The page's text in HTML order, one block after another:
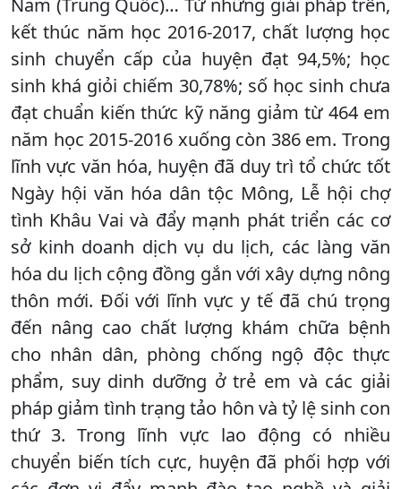
Nam (Trung Quốc)… Từ những giải pháp trên,
kết thúc năm học 2016-2017, chất lượng học
sinh chuyển cấp của huyện đạt 94,5%; học
sinh khá giỏi chiếm 30,78%; số học sinh chưa
đạt chuẩn kiến thức kỹ năng giảm từ 464 em
năm học 2015-2016 xuống còn 386 em. Trong
lĩnh vực văn hóa, huyện đã duy trì tổ chức tốt
Ngày hội văn hóa dân tộc Mông, Lễ hội chợ
tình Khâu Vai và đẩy mạnh phát triển các cơ
sở kinh doanh dịch vụ du lịch, các làng văn
hóa du lịch cộng đồng gắn với xây dựng nông
thôn mới. Đối với lĩnh vực y tế đã chú trọng
đến nâng cao chất lượng khám chữa bệnh
cho nhân dân, phòng chống ngộ độc thực
phẩm, suy dinh dưỡng ở trẻ em và các giải
pháp giảm tình trạng tảo hôn và tỷ lệ sinh con
thứ 3. Trong lĩnh vực lao động có nhiều
chuyển biến tích cực, huyện đã phối hợp với